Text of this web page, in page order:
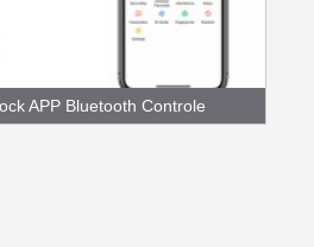
APP Bluetooth Controle